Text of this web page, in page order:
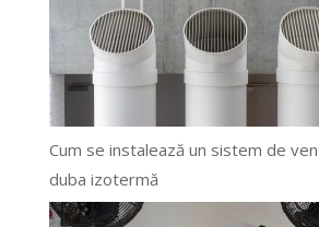
Cum se instalează un sistem de
duba izotermă